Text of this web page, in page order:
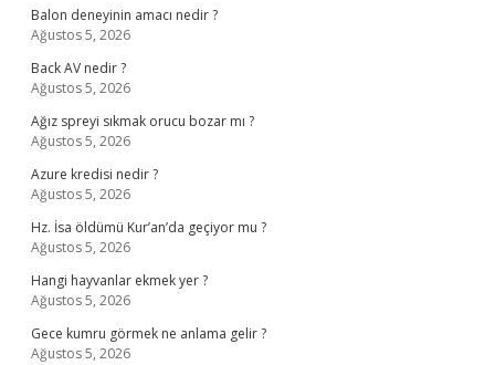
Balon deneyinin amacı nedir ?
Ağustos 5, 2026
Back AV nedir ?
Ağustos 5, 2026
Ağız spreyi sıkmak orucu bozar mı ?
Ağustos 5, 2026
Azure kredisi nedir ?
Ağustos 5, 2026
Hz. İsa öldümü Kur’an’da geçiyor mu ?
Ağustos 5, 2026
Hangi hayvanlar ekmek yer ?
Ağustos 5, 2026
Gece kumru görmek ne anlama gelir ?
Ağustos 5, 2026